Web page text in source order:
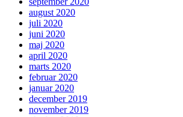
august 2020
juli 2020
juni 2020
maj 2020
april 2020
marts 2020
februar 2020
januar 2020
december 2019
november 2019